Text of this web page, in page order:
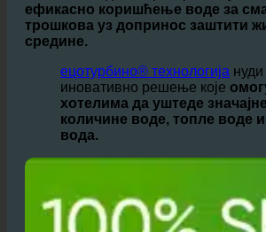
Уугоститељство, где су дневно
количине воде, оператери се
ефикасно коришћење воде за
трошкова уз допринос заштити
средине.
ецотурбино® технологијануди
иновативно решење које
хотелима да уштеде значајне
количине воде, топле воде